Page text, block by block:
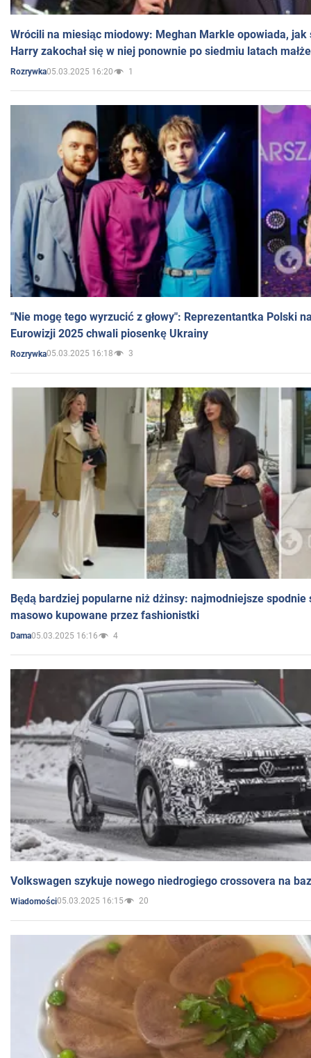
Wrócili na miesiąc miodowy: Meghan Markle opowiada, jak
Harry zakochał się w niej ponownie po siedmiu latach
Rozrywka05.03.2025 16:20 1
"Nie mogę tego wyrzucić z głowy": Reprezentantka Polski
Eurowizji 2025 chwali piosenkę Ukrainy
Rozrywka05.03.2025 16:18 3
Będą bardziej popularne niż dżinsy: najmodniejsze spodnie
masowo kupowane przez fashionistki
Dama05.03.2025 16:16 4
Volkswagen szykuje nowego niedrogiego crossovera na
Wiadomości05.03.2025 16:15 20